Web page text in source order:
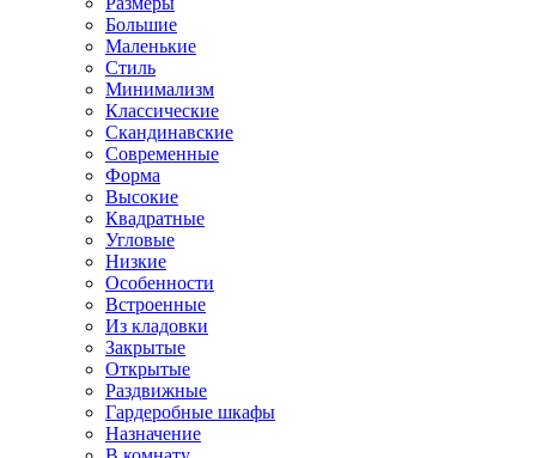
Большие
Маленькие
Стиль
Минимализм
Классические
Скандинавские
Современные
Форма
Высокие
Квадратные
Угловые
Низкие
Особенности
Встроенные
Из кладовки
Закрытые
Открытые
Раздвижные
Гардеробные шкафы
Назначение